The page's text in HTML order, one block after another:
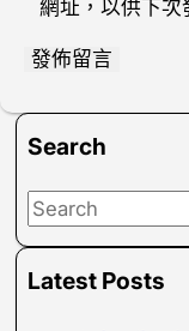
網址，以供下次
Search
S
aLatest Posts